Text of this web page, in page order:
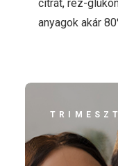
citrát, réz-
anyagok akár